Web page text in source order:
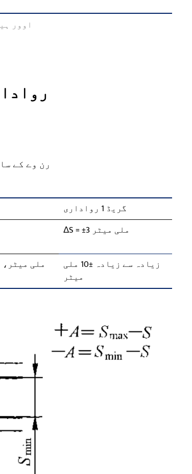
اوور
10
رن وے کے
گریڈ 1 رواداری
ΔS = ±3 ملی میٹر
زیادہ سے زیادہ ±10 ملی
میٹر